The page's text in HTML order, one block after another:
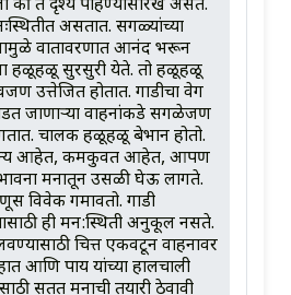
की ते दृश्य पाहण्यासारखे असते.
असतात. सगळ्यांच्या
वातावरणात आनंद भरून
हळूहळू सुरसुरी येते. तो हळूहळू
उत्तेजित होतात. गाडीचा वेग
जाणाऱ्या वाहनांकडे सगळेजण
चालक हळूहळू बेभान होतो.
आहेत, कमकुवत आहेत, आपण
मनातून उसळी घेऊ लागते.
विवेक गमावतो. गाडी
ही मन:स्थिती अनुकूल नसते.
चित्त एकवटून वाहनावर
आणि पाय यांच्या हालचाली
सतत मनाची तयारी ठेवावी